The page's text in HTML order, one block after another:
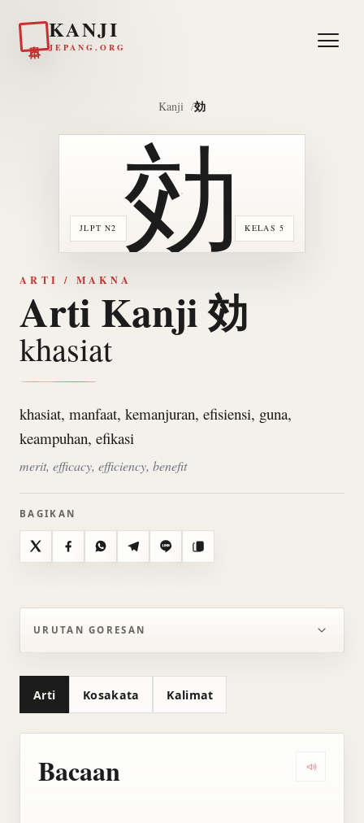
KANJI
JEPANG.ORG
Kanji 効
JLPT N2 KELAS 5
効
ARTI / MAKNA
Arti Kanji 効
khasiat
khasiat, manfaat, kemanjuran, efisiensi, guna,
keampuhan, efikasi
merit, efficacy, efficiency, benefit
BAGIKAN
X FacebookWhatsAppTelegramLine Salin
URUTAN GORESAN
Arti Kosakata Kalimat
Bacaan